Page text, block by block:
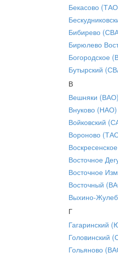
Бекасово
Бибирево
Бирюлево
Богородское
Бутырский
В
Вешняки (ВАО)
Внуково (НАО)
Войковский
Вороново
Восточное
Восточное
Восточный
Выхино-
Г
Гагаринский
Головинский
Гольяново